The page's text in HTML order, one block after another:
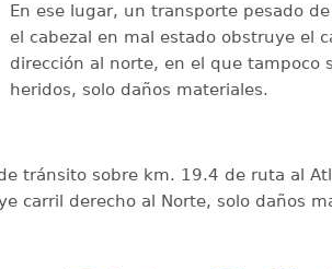
En ese lugar, un transporte pesado
el cabezal en mal estado obstruye el
dirección al norte, en el que tampoco
heridos, solo daños materiales.
tránsito sobre km. 19.4 de ruta al
carril derecho al Norte, solo daños